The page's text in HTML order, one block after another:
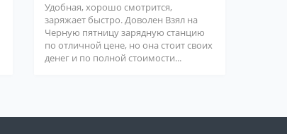
Удобная, хорошо смотрится,
заряжает быстро. Доволен Взял на
Черную пятницу зарядную станцию
по отличной цене, но она стоит своих
денег и по полной стоимости...